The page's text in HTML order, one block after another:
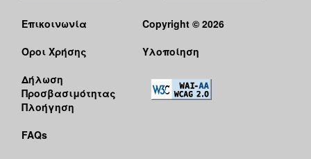
Επικοινωνία
Όροι Χρήσης
Δήλωση
Προσβασιμότητας
Πλοήγηση
FAQs
Copyright © 2026
Υλοποίηση